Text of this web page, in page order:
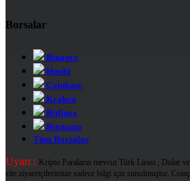
Borsalar
Binance
Huobi
Coinbase
Kraken
Bitfinex
Bitstamp
Tüm Borsalar
Uyarı : Kripto Paraların mevcut Türk Lirası , Dolar
site ziyaretçilerimize sadece bilgi için sunulmuştur.